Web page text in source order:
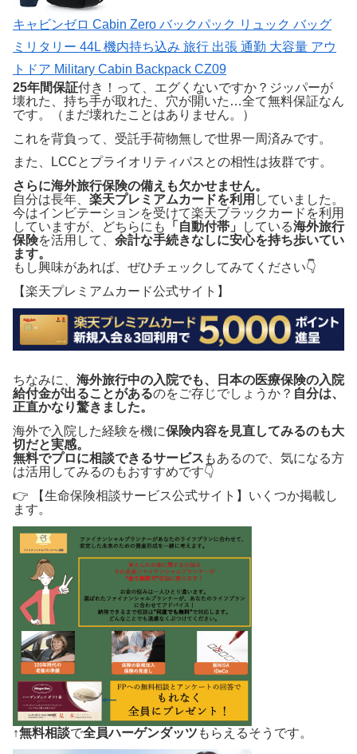
キャビンゼロ Cabin Zero バックパック リュック バッグ
ミリタリー 44L 機内持ち込み 旅行 出張 通勤 大容量 アウ
トドア Military Cabin Backpack CZ09
25年間保証付き！って、エグくないですか？ジッパーが
壊れた、持ち手が取れた、穴が開いた…全て無料保証なん
です。（まだ壊れたことはありません。）
これを背負って、受託手荷物無しで世界一周済みです。
また、LCCとプライオリティパスとの相性は抜群です。
さらに海外旅行保険の備えも欠かせません。
自分は長年、 楽天プレミアムカードを利用 していました。
今はインビテーションを受けて楽天ブラックカードを利用
していますが、どちらにも
「自動付帯」 している海外旅行
保険を活用して、 余計な手続きなしに安心を持ち歩いてい
ます。
もし興味があれば、ぜひチェックしてみてください👇
【楽天プレミアムカード公式サイト】
ちなみに、 海外旅行中の入院でも、日本の医療保険の入院
給付金が出ることがあるのをご存じでしょうか？ 自分は、
正直かなり驚きました。
海外で入院した経験を機に保険内容を見直してみるのも大
切だと実感。
無料でプロに相談できるサービス もあるので、気になる方
は活用してみるのもおすすめです👇
👉 【生命保険相談サービス公式サイト】いくつか掲載し
ます。
↑無料相談で全員ハーゲンダッツ もらえるそうです。